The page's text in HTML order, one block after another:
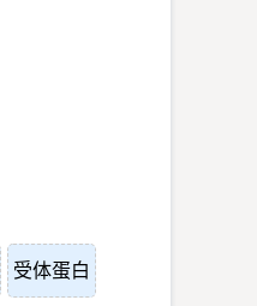
受体蛋白